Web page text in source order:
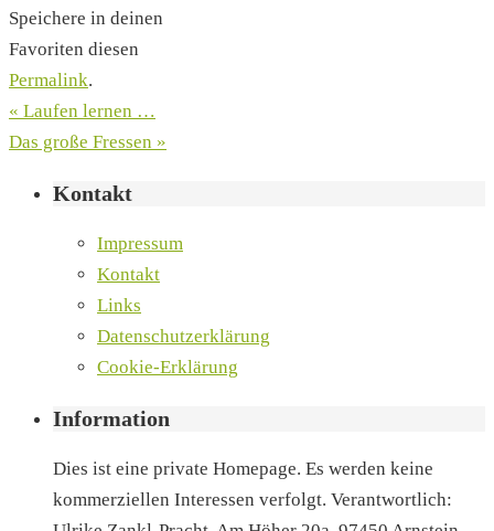
Speichere in deinen
Favoriten diesen
Permalink.
« Laufen lernen …
Das große Fressen »
Kontakt
Impressum
Kontakt
Links
Datenschutzerklärung
Cookie-Erklärung
Information
Dies ist eine private Homepage. Es werden keine
kommerziellen Interessen verfolgt. Verantwortlich: